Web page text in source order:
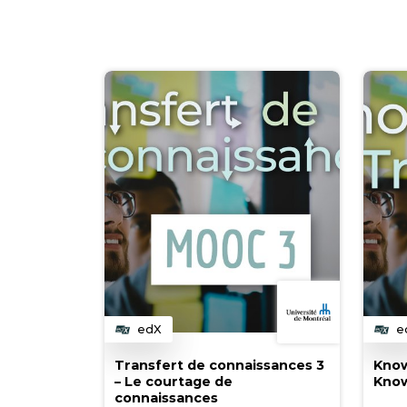
Transfert de connaissances 3
– Le courtage de
connaissances
Category
edX